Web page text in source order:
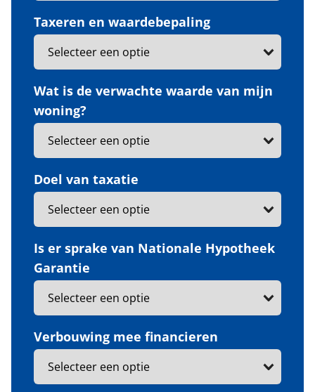
Taxeren en waardebepaling
Wat is de verwachte waarde van mijn
woning?
Doel van taxatie
Is er sprake van Nationale Hypotheek
Garantie
Verbouwing mee financieren